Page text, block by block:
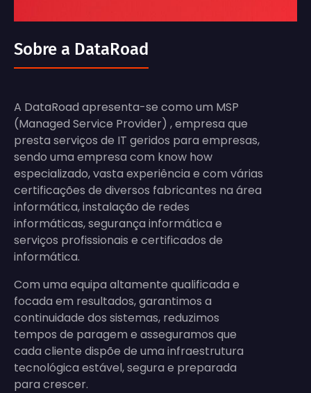
Sobre a DataRoad
A DataRoad apresenta-se como um MSP
(Managed Service Provider) , empresa que
presta serviços de IT geridos para empresas,
sendo uma empresa com know how
especializado, vasta experiência e com várias
certificações de diversos fabricantes na área
informática, instalação de redes
informáticas, segurança informática e
serviços profissionais e certificados de
informática.
Com uma equipa altamente qualificada e
focada em resultados, garantimos a
continuidade dos sistemas, reduzimos
tempos de paragem e asseguramos que
cada cliente dispõe de uma infraestrutura
tecnológica estável, segura e preparada
para crescer.